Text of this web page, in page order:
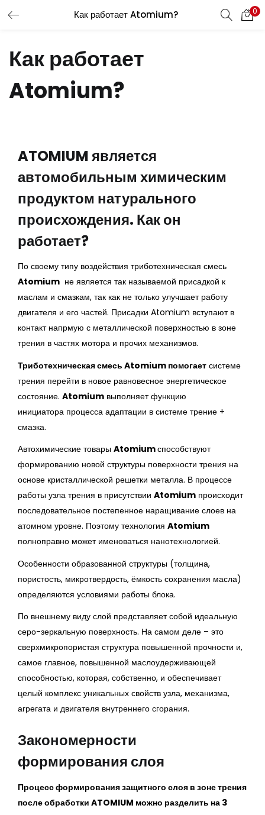
Как работает Atomium? 0
Как работает
Atomium?
ATOMIUM является
автомобильным химическим
продуктом натурального
происхождения. Как он
работает?
По своему типу воздействия триботехническая смесь
Atomium не является так называемой присадкой к
маслам и смазкам, так как не только улучшает работу
двигателя и его частей. Присадки Atomium вступают в
контакт напрмую с металлической поверхностью в зоне
трения в частях мотора и прочих механизмов.
Триботехническая смесь Atomium помогает системе
трения перейти в новое равновесное энергетическое
состояние. Atomium выполняет функцию
инициатора процесса адаптации в системе трение +
смазка.
Автохимические товары Atomiumспособствуют
формированию новой структуры поверхности трения на
основе кристаллической решетки металла. В процессе
работы узла трения в присутствии Atomium происходит
последовательное постепенное наращивание слоев на
атомном уровне. Поэтому технология Atomium
полноправно может именоваться нанотехнологией.
Особенности образованной структуры (толщина,
пористость, микротвердость, ёмкость сохранения масла)
определяются условиями работы блока.
По внешнему виду слой представляет собой идеальную
серо-зеркальную поверхность. На самом деле – это
сверхмикропористая структура повышенной прочности и,
самое главное, повышенной маслоудерживающей
способностью, которая, собственно, и обеспечивает
целый комплекс уникальных свойств узла, механизма,
агрегата и двигателя внутреннего сгорания.
Закономерности
формирования слоя
Процесс формирования защитного слоя в зоне трения
после обработки ATOMIUM можно разделить на 3